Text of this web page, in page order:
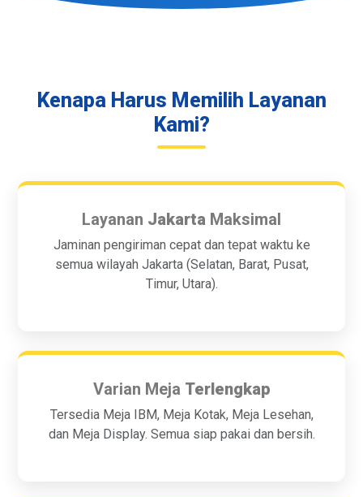
Kenapa Harus Memilih Layanan
Kami?
Layanan Jakarta Maksimal
Jaminan pengiriman cepat dan tepat waktu ke
semua wilayah Jakarta (Selatan, Barat, Pusat,
Timur, Utara).
Varian Meja Terlengkap
Tersedia Meja IBM, Meja Kotak, Meja Lesehan,
dan Meja Display. Semua siap pakai dan bersih.